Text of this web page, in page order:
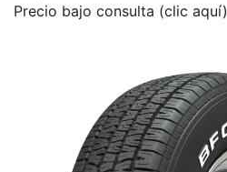
Precio bajo consulta (clic aquí)